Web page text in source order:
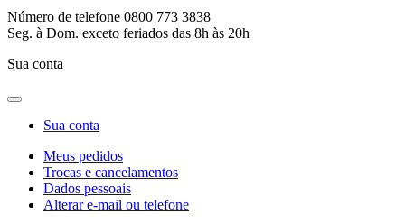
Número de telefone 0800 773 3838
Seg. à Dom. exceto feriados das 8h às 20h
Sua conta
Sua conta
Meus pedidos
Trocas e cancelamentos
Dados pessoais
Alterar e-mail ou telefone